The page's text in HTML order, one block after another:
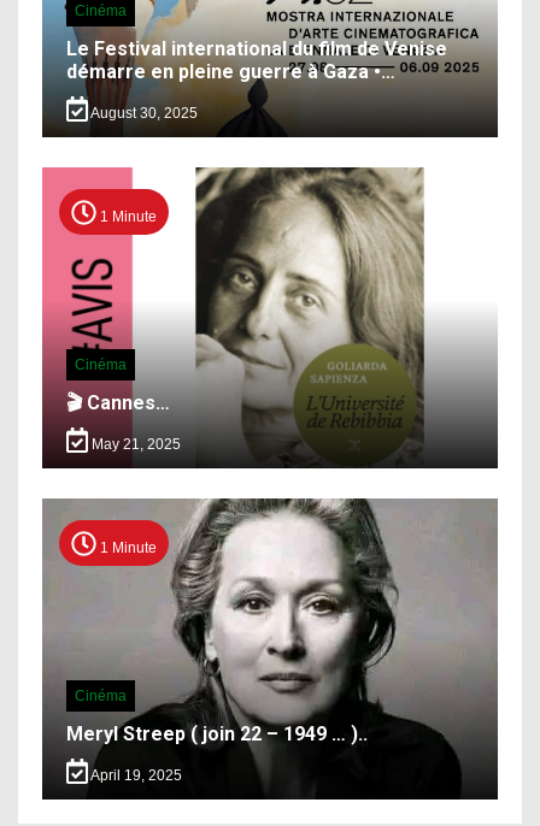
Cinéma
Le Festival international du film de Venise
démarre en pleine guerre à Gaza •…
August 30, 2025
1 Minute
Cinéma
🎬 Cannes…
May 21, 2025
1 Minute
Cinéma
Meryl Streep ( join 22 – 1949 … )..
April 19, 2025